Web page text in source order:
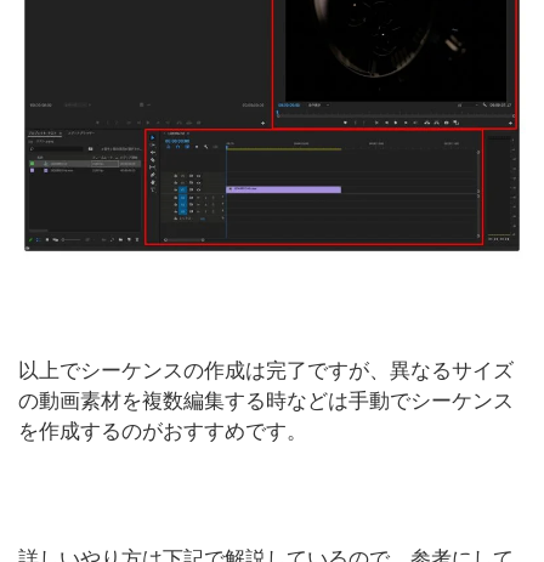
以上でシーケンスの作成は完了ですが、異なるサイズ
の動画素材を複数編集する時などは手動でシーケンス
を作成するのがおすすめです。